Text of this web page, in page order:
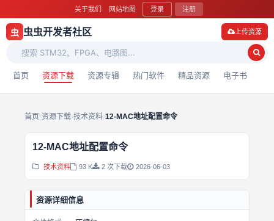
关于我们 网站地图 登录 注册
虫 虫虫开发者社区
首页 资源下载 资源专辑 热门软件 精品资源 电子书
上传资源
首页›资源下载›技术资料›12-MAC地址配置命令
12-MAC地址配置命令
技术资料 93 K 2 次下载 2026-06-03
资源详细信息